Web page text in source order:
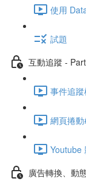
使用
試題
互動追蹤 -
事件追
網頁捲
Youtube
廣告轉換、動